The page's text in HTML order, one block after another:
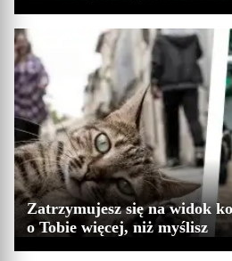
Zatrzymujesz się na widok
o Tobie więcej, niż myślisz